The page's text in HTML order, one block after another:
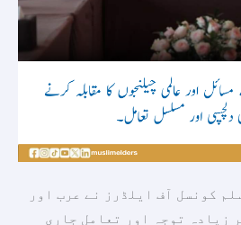
مسلم کونسل آف ایلڈرز نے عرب اور
زیادہ توجہ اور تعامل جاری